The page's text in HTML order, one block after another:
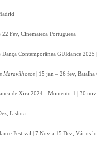
22 Fev, Cinemateca Portuguesa
Contemporânea GUIdance 2025
Maravilhosos | 15 jan – 26 fev, Batalha
de Xira 2024 - Momento 1 | 30
Lisboa
Festival | 7 Nov a 15 Dez, Vários